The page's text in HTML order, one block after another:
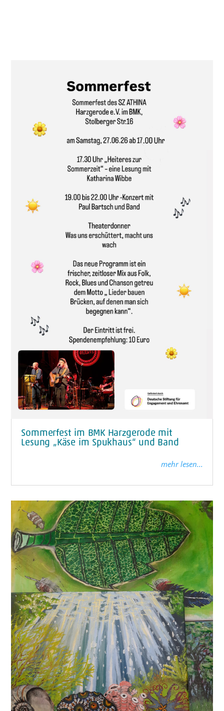
Sommerfest im BMK Harzgerode mit
Lesung „Käse im Spukhaus“ und Band
mehr lesen...